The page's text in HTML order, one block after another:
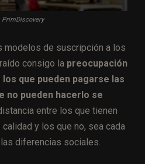
modelos de suscripción a los
consigo la preocupación
que pueden pagarse las
no pueden hacerlo se
entre los que tienen
y los que no, sea cada
diferencias sociales.